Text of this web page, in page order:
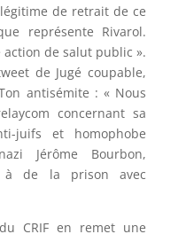
de retrait de ce
représente Rivarol.
de salut public ».
de Jugé coupable,
antisémite : « Nous
concernant sa
juifs et homophobe
Jérôme Bourbon,
à de la prison avec
CRIF en remet une